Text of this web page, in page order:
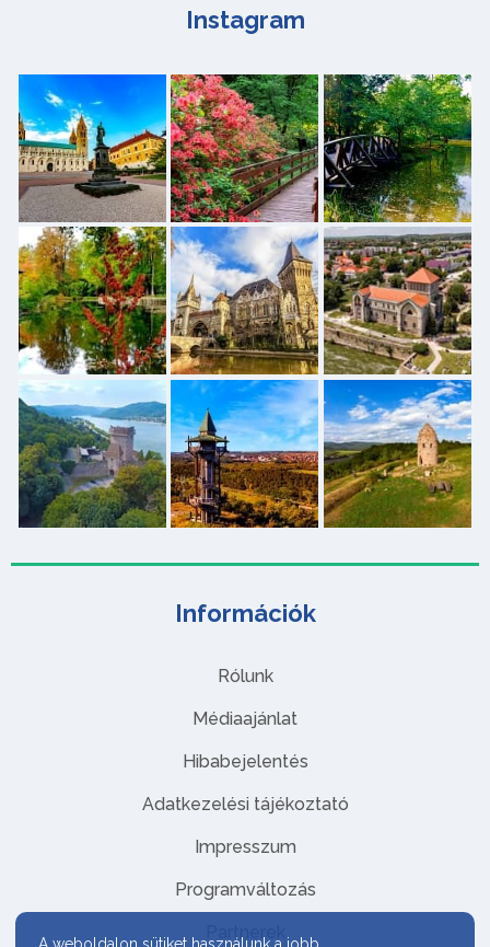
Információk
Rólunk
Médiaajánlat
Hibabejelentés
Adatkezelési tájékoztató
Impresszum
Programváltozás
Partnerek
Instagram